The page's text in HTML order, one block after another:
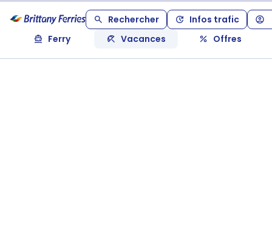
Rechercher
Infos trafic
Ferry
Vacances Offres